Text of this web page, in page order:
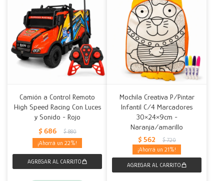
Camión a Control Remoto
High Speed Racing Con Luces
y Sonido - Rojo
$ 686 $ 880
22
Mochila Creativa P/Pintar
Infantil C/4 Marcadores
30×24×9cm -
Naranja/amarillo
$ 562 $ 720
21